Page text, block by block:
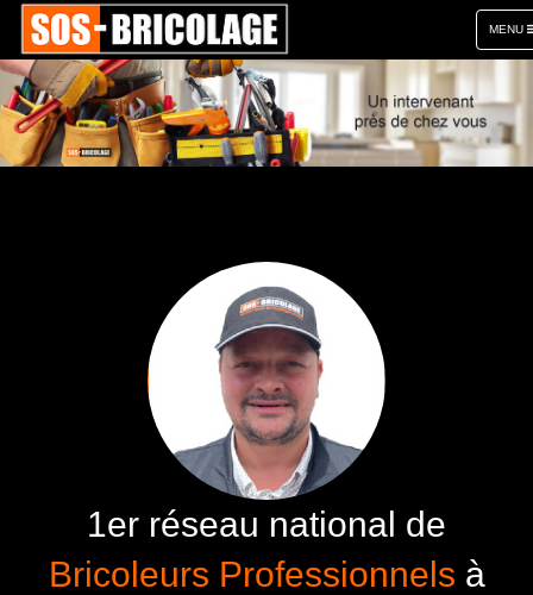
MENU
1er réseau national de
Bricoleurs Professionnels à